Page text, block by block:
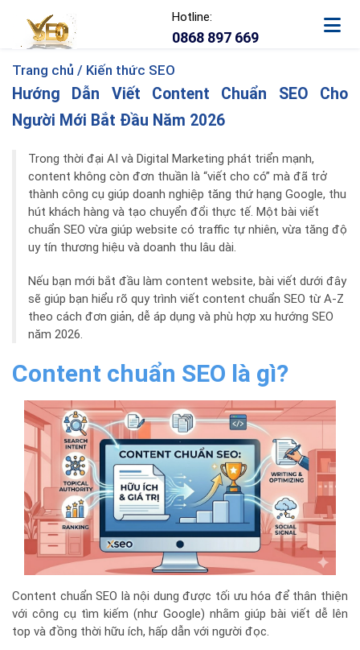
Hotline:
0868 897 669
Trang chủ / Kiến thức SEO
Hướng Dẫn Viết Content Chuẩn SEO Cho
Người Mới Bắt Đầu Năm 2026
Trong thời đại AI và Digital Marketing phát triển mạnh,
content không còn đơn thuần là “viết cho có” mà đã trở
thành công cụ giúp doanh nghiệp tăng thứ hạng Google, thu
hút khách hàng và tạo chuyển đổi thực tế. Một bài viết
chuẩn SEO vừa giúp website có traffic tự nhiên, vừa tăng độ
uy tín thương hiệu và doanh thu lâu dài.
Nếu bạn mới bắt đầu làm content website, bài viết dưới đây
sẽ giúp bạn hiểu rõ quy trình viết content chuẩn SEO từ A-Z
theo cách đơn giản, dễ áp dụng và phù hợp xu hướng SEO
năm 2026.
Content chuẩn SEO là gì?
Content chuẩn SEO là nội dung được tối ưu hóa để thân thiện
với công cụ tìm kiếm (như Google) nhằm giúp bài viết dễ lên
top và đồng thời hữu ích, hấp dẫn với người đọc.